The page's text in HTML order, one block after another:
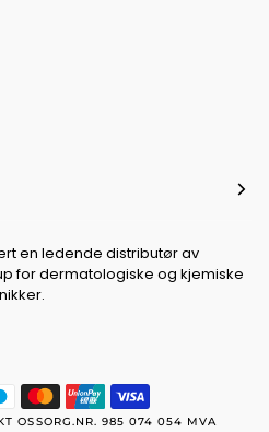
en ledende distributør av
for dermatologiske og kjemiske
OSSORG.NR. 985 074 054 MVA